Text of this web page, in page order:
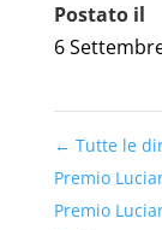
Postato il
6
← Tutte le
Premio
Premio